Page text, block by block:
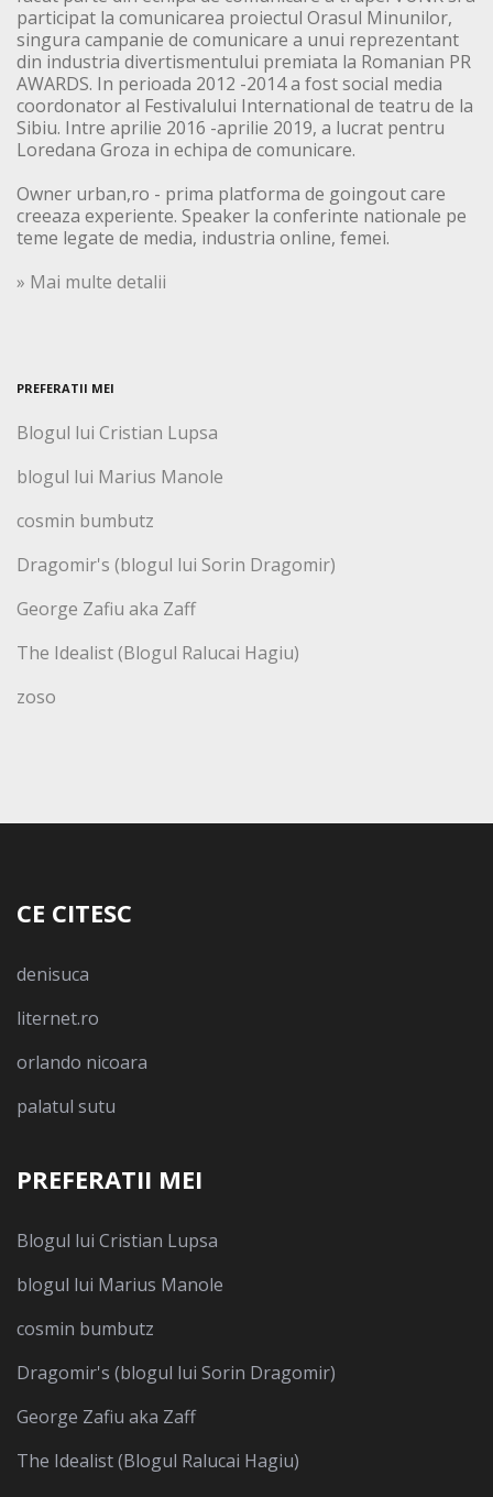
participat la comunicarea proiectul Orasul Minunilor,
singura campanie de comunicare a unui reprezentant
din industria divertismentului premiata la Romanian PR
AWARDS. In perioada 2012 -2014 a fost social media
coordonator al Festivalului International de teatru de la
Sibiu. Intre aprilie 2016 -aprilie 2019, a lucrat pentru
Loredana Groza in echipa de comunicare.
Owner urban,ro - prima platforma de goingout care
creeaza experiente. Speaker la conferinte nationale pe
teme legate de media, industria online, femei.
» Mai multe detalii
PREFERATII MEI
Blogul lui Cristian Lupsa
blogul lui Marius Manole
cosmin bumbutz
Dragomir's (blogul lui Sorin Dragomir)
George Zafiu aka Zaff
The Idealist (Blogul Ralucai Hagiu)
zoso
CE CITESC
denisuca
liternet.ro
orlando nicoara
palatul sutu
PREFERATII MEI
Blogul lui Cristian Lupsa
blogul lui Marius Manole
cosmin bumbutz
Dragomir's (blogul lui Sorin Dragomir)
George Zafiu aka Zaff
The Idealist (Blogul Ralucai Hagiu)